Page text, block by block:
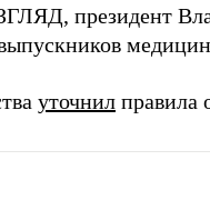
президент
уточнил правила